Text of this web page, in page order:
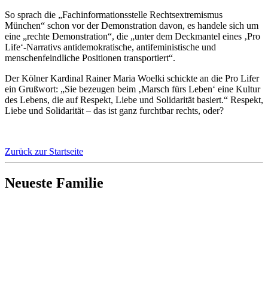
So sprach die „Fachinformationsstelle Rechtsextremismus
München“ schon vor der Demonstration davon, es handele sich um
eine „rechte Demonstration“, die „unter dem Deckmantel eines ‚Pro
Life‘-Narrativs antidemokratische, antifeministische und
menschenfeindliche Positionen transportiert“.
Der Kölner Kardinal Rainer Maria Woelki schickte an die Pro Lifer
ein Grußwort: „Sie bezeugen beim ‚Marsch fürs Leben‘ eine Kultur
des Lebens, die auf Respekt, Liebe und Solidarität basiert.“ Respekt,
Liebe und Solidarität – das ist ganz furchtbar rechts, oder?
Zurück zur Startseite
Neueste Familie